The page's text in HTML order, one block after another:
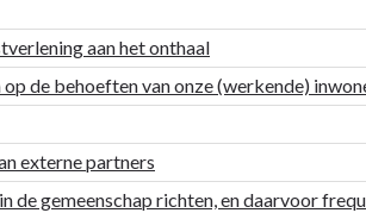
aan het onthaal
de behoeften van onze (werkende)
externe partners
gemeenschap richten, en daarvoor